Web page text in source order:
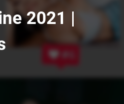
2021 |